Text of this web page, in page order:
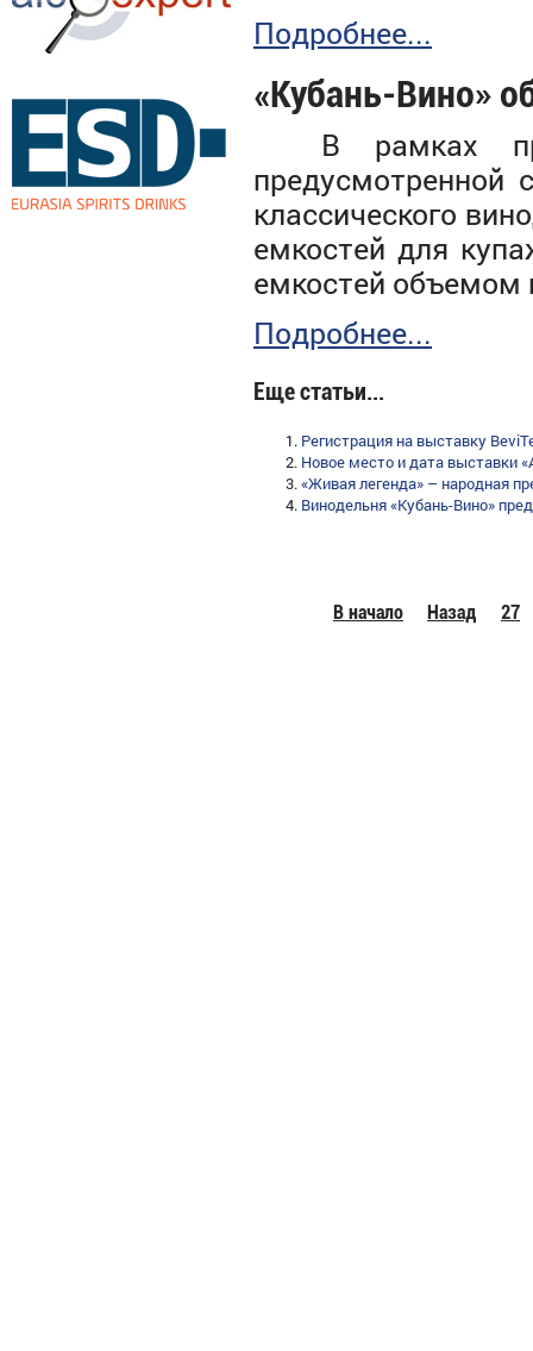
Подробнее...
«Кубань-Вино»
В рамках
предусмотренной
классического
емкостей для
емкостей объемом
Подробнее...
Еще статьи...
Регистрация на выставку
Новое место и дата выставки
«Живая легенда» – народная
Винодельня «Кубань-Вино»
В начало Назад 27